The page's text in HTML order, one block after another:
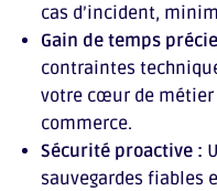
cas d’incident,
Gain de temps
contraintes
votre cœur de métier
commerce.
Sécurité proactive :
sauvegardes fiables